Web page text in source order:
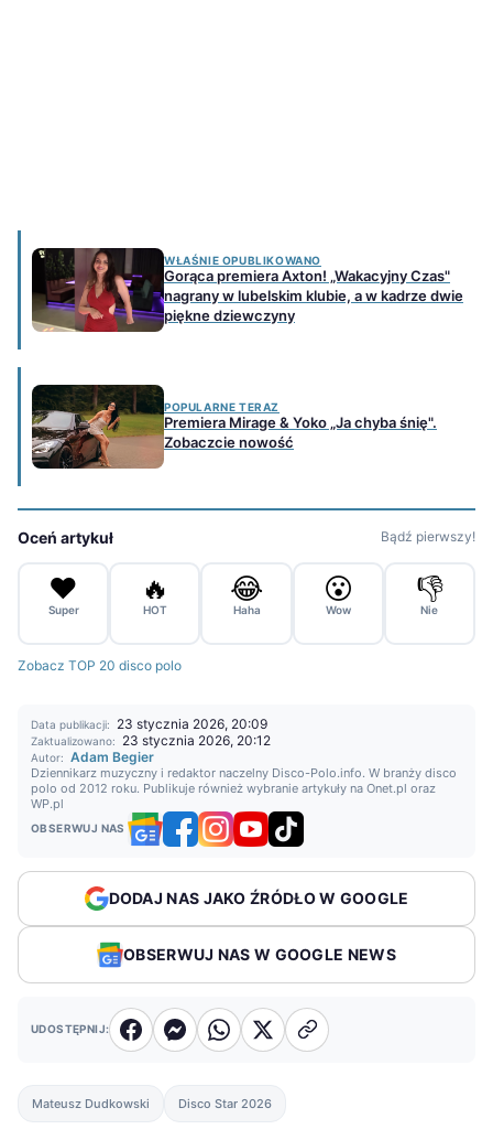
WŁAŚNIE OPUBLIKOWANO
Gorąca premiera Axton! „Wakacyjny Czas"
nagrany w lubelskim klubie, a w kadrze dwie
piękne dziewczyny
POPULARNE TERAZ
Premiera Mirage & Yoko „Ja chyba śnię".
Zobaczcie nowość
Oceń artykuł Bądź pierwszy!
❤️
Super
🔥
HOT
😂
Haha
😮
Wow
👎
Nie
Zobacz TOP 20 disco polo
Data publikacji: 23 stycznia 2026, 20:09
Zaktualizowano: 23 stycznia 2026, 20:12
Autor: Adam Begier
Dziennikarz muzyczny i redaktor naczelny Disco-Polo.info. W branży disco
polo od 2012 roku. Publikuje również wybranie artykuły na Onet.pl oraz
WP.pl
OBSERWUJ NAS
DODAJ NAS JAKO ŹRÓDŁO W GOOGLE
OBSERWUJ NAS W GOOGLE NEWS
UDOSTĘPNIJ:
Mateusz Dudkowski Disco Star 2026